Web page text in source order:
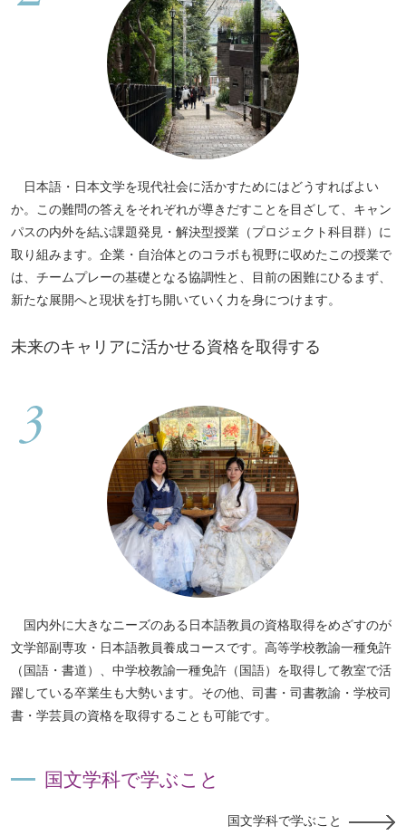
日本語・日本文学を現代社会に活かすためにはどうすればよい
か。この難問の答えをそれぞれが導きだすことを目ざして、キャン
パスの内外を結ぶ課題発見・解決型授業（プロジェクト科目群）に
取り組みます。企業・自治体とのコラボも視野に収めたこの授業で
は、チームプレーの基礎となる協調性と、目前の困難にひるまず、
新たな展開へと現状を打ち開いていく力を身につけます。
未来のキャリアに活かせる資格を取得する
国内外に大きなニーズのある日本語教員の資格取得をめざすのが
文学部副専攻・日本語教員養成コースです。高等学校教諭一種免許
（国語・書道）、中学校教諭一種免許（国語）を取得して教室で活
躍している卒業生も大勢います。その他、司書・司書教諭・学校司
書・学芸員の資格を取得することも可能です。
国文学科で学ぶこと
国文学科で学ぶこと